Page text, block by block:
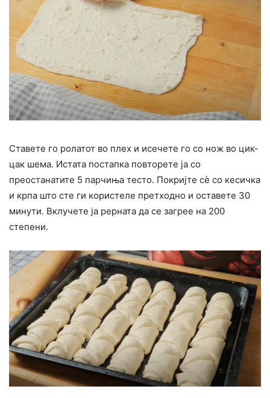
Ставете го ролатот во плех и исечете го со нож во цик-
цак шема. Истата постапка повторете ја со
преостанатите 5 парчиња тесто. Покријте сè со кесичка
и крпа што сте ги користеле претходно и оставете 30
минути. Вклучете ја рерната да се загрее на 200
степени.